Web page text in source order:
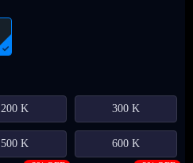
200 K 300 K
500 K 600 K